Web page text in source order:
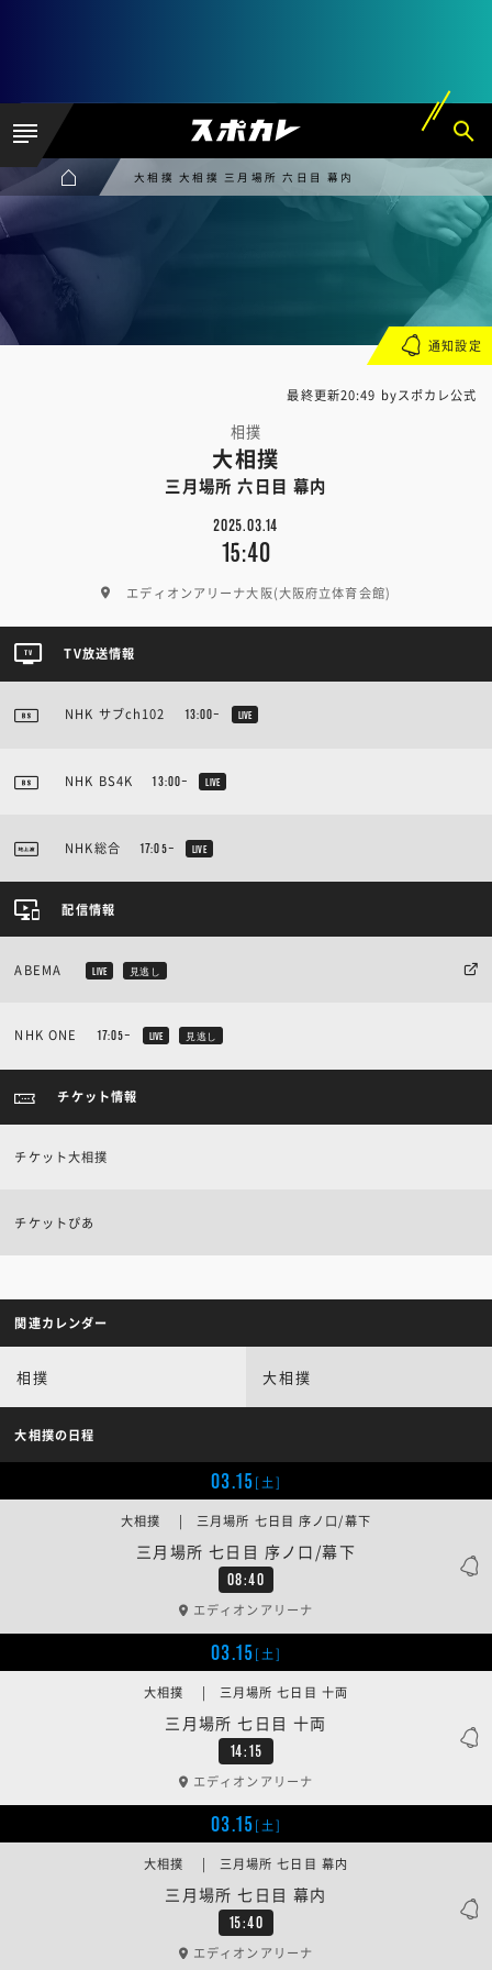
大相撲 大相撲 三月場所 六日目 幕内
最終更新20:49 byスポカレ公式
相撲
大相撲
三月場所 六日目 幕内
2025.03.14
15:40
エディオンアリーナ大阪(大阪府立体育会館)
通知設定
TV放送情報
NHK サブch102 13:00~ LIVE
NHK BS4K 13:00~ LIVE
NHK総合 17:05~ LIVE
配信情報
ABEMA LIVE 見逃し
NHK ONE 17:05~ LIVE 見逃し
チケット情報
チケット大相撲
チケットぴあ
関連カレンダー
相撲 大相撲
大相撲の日程
03.15[土]
08:40
三月場所 七日目 序ノ口/幕下
大相撲 | 三月場所 七日目 序ノ口/幕下
エディオンアリーナ
03.15[土]
14:15
三月場所 七日目 十両
大相撲 | 三月場所 七日目 十両
エディオンアリーナ
03.15[土]
15:40
三月場所 七日目 幕内
大相撲 | 三月場所 七日目 幕内
エディオンアリーナ